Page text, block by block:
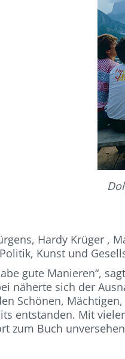
Hardy Krüger ,
Kunst und
gute Manieren“,
näherte sich der
Schönen,
entstanden. Mit
zum Buch